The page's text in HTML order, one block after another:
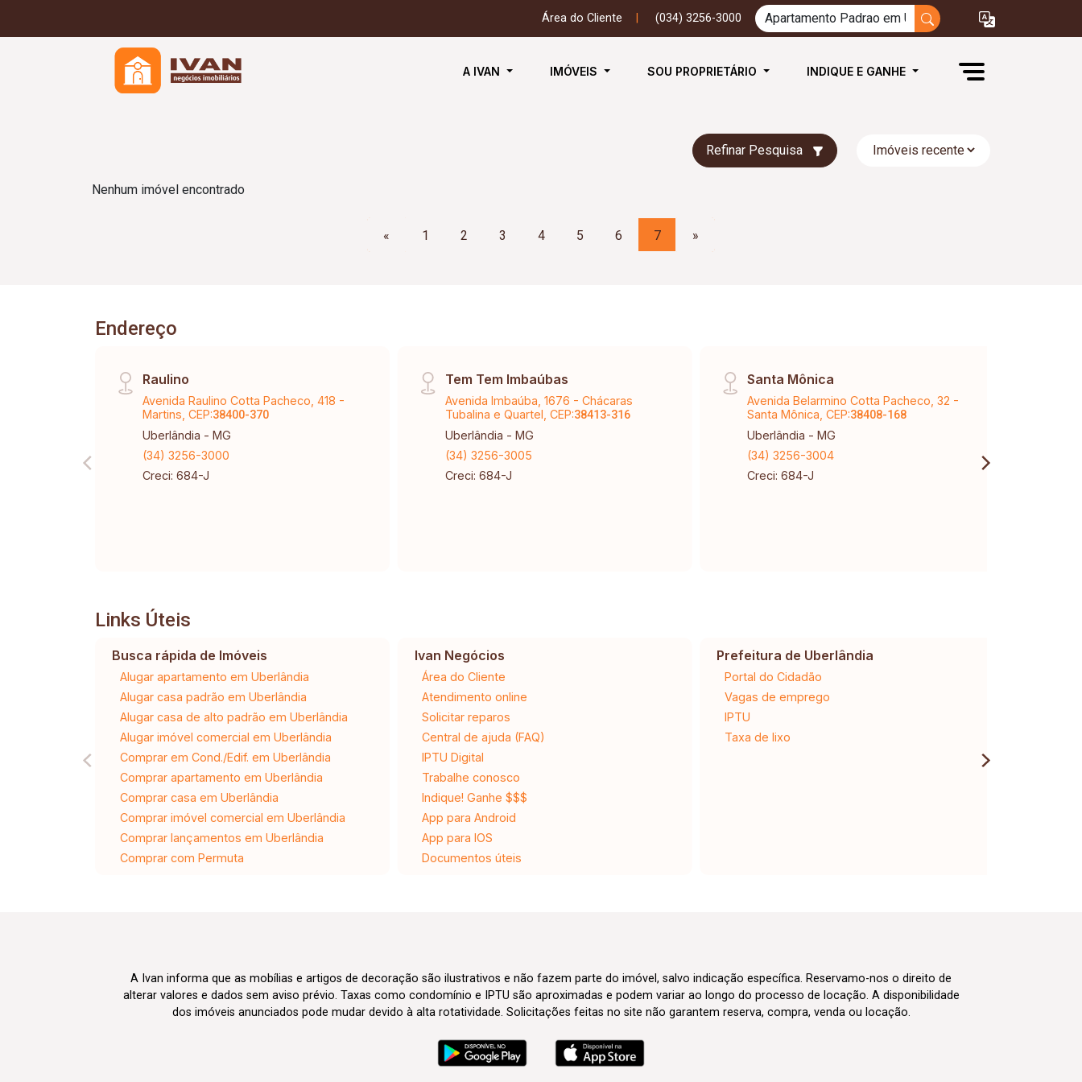
Área do Cliente (034) 3256-3000
A IVAN IMÓVEIS SOU PROPRIETÁRIO INDIQUE E GANHE
Refinar Pesquisa
Nenhum imóvel encontrado
« 1 2 3 4 5 6 7 »
Endereço
Raulino
Avenida Raulino Cotta Pacheco, 418 -
Martins, CEP:38400-370
Uberlândia - MG
(34) 3256-3000
Creci: 684-J
Tem Tem Imbaúbas
Avenida Imbaúba, 1676 - Chácaras
Tubalina e Quartel, CEP:38413-316
Uberlândia - MG
(34) 3256-3005
Creci: 684-J
Santa Mônica
Avenida Belarmino Cotta Pacheco, 32 -
Santa Mônica, CEP:38408-168
Uberlândia - MG
(34) 3256-3004
Creci: 684-J
Links Úteis
Busca rápida de Imóveis
Alugar apartamento em Uberlândia
Alugar casa padrão em Uberlândia
Alugar casa de alto padrão em Uberlândia
Alugar imóvel comercial em Uberlândia
Comprar em Cond./Edif. em Uberlândia
Comprar apartamento em Uberlândia
Comprar casa em Uberlândia
Comprar imóvel comercial em Uberlândia
Comprar lançamentos em Uberlândia
Comprar com Permuta
Ivan Negócios
Área do Cliente
Atendimento online
Solicitar reparos
Central de ajuda (FAQ)
IPTU Digital
Trabalhe conosco
Indique! Ganhe $$$
App para Android
App para IOS
Documentos úteis
Prefeitura de Uberlândia
Portal do Cidadão
Vagas de emprego
IPTU
Taxa de lixo
A Ivan informa que as mobílias e artigos de decoração são ilustrativos e não fazem parte do imóvel, salvo indicação específica. Reservamo-nos o direito de
alterar valores e dados sem aviso prévio. Taxas como condomínio e IPTU são aproximadas e podem variar ao longo do processo de locação. A disponibilidade
dos imóveis anunciados pode mudar devido à alta rotatividade. Solicitações feitas no site não garantem reserva, compra, venda ou locação.